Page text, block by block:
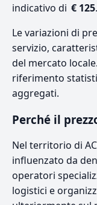
indicativo di € 125.
Le variazioni di
servizio,
del mercato
riferimento
aggregati.
Perché il
Nel territorio di
influenzato da
operatori
logistici e